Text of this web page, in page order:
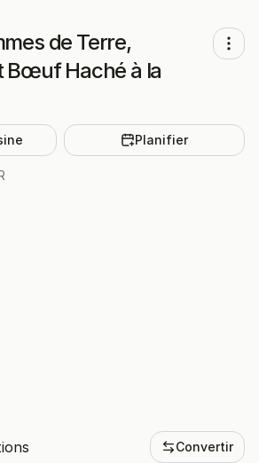
de Terre,
Bœuf Haché à la
Planifier
Convertir